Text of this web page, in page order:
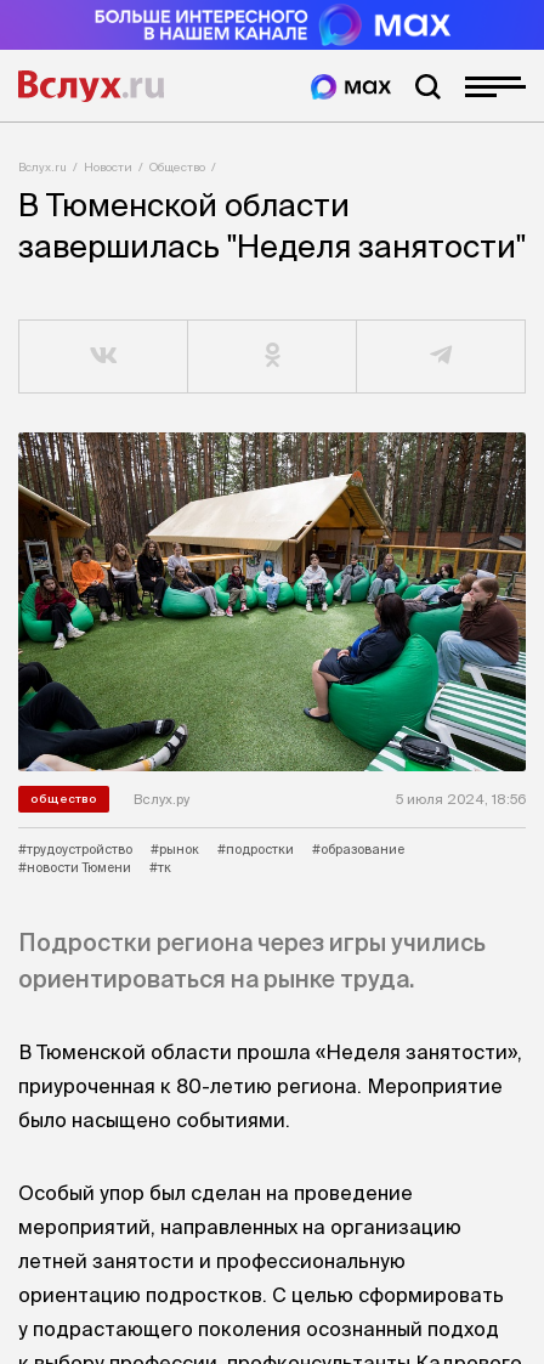
Вслух.ru Новости Общество
В Тюменской области
завершилась "Неделя занятости"
общество Вслух.ру 5 июля 2024, 18:56
#трудоустройство #рынок #подростки
#образование
#новости Тюмени
#тк
Подростки региона через игры учились
ориентироваться на рынке труда.
В Тюменской области прошла «Неделя занятости»,
приуроченная к 80-летию региона. Мероприятие
было насыщено событиями.
Особый упор был сделан на проведение
мероприятий, направленных на организацию
летней занятости и профессиональную
ориентацию подростков. С целью сформировать
у подрастающего поколения осознанный подход